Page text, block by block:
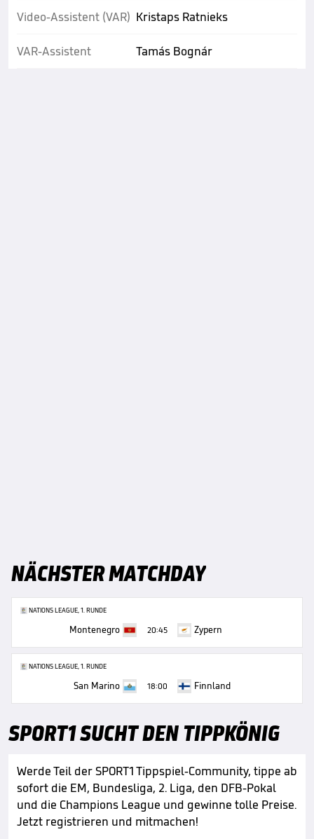
Video-Assistent (VAR)
VAR-Assistent
Kristaps Ratnieks
Tamás Bognár
NÄCHSTER MATCHDAY
NATIONS LEAGUE, 1. RUNDE
Montenegro 20:45 Zypern
NATIONS LEAGUE, 1. RUNDE
San Marino 18:00 Finnland
SPORT1 SUCHT DEN TIPPKÖNIG
Werde Teil der SPORT1 Tippspiel-Community, tippe ab
sofort die EM, Bundesliga, 2. Liga, den DFB-Pokal
und die Champions League und gewinne tolle Preise.
Jetzt registrieren und mitmachen!